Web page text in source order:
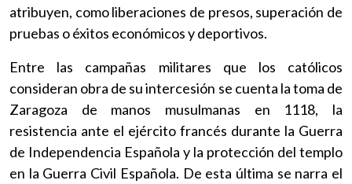
atribuyen, como liberaciones de presos, superación de
pruebas o éxitos económicos y deportivos.
Entre las campañas militares que los católicos
consideran obra de su intercesión se cuenta la toma de
Zaragoza de manos musulmanas en 1118, la
resistencia ante el ejército francés durante la Guerra
de Independencia Española y la protección del templo
en la Guerra Civil Española. De esta última se narra el